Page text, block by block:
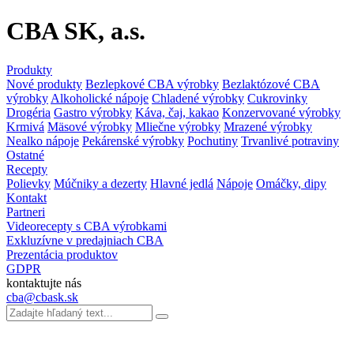
CBA SK, a.s.
Produkty
Nové produkty Bezlepkové CBA výrobky Bezlaktózové CBA
výrobky Alkoholické nápoje Chladené výrobky Cukrovinky
Drogéria Gastro výrobky Káva, čaj, kakao Konzervované výrobky
Krmivá Mäsové výrobky Mliečne výrobky Mrazené výrobky
Nealko nápoje Pekárenské výrobky Pochutiny Trvanlivé potraviny
Ostatné
Recepty
Polievky Múčniky a dezerty Hlavné jedlá Nápoje Omáčky, dipy
Kontakt
Partneri
Videorecepty s CBA výrobkami
Exkluzívne v predajniach CBA
Prezentácia produktov
GDPR
kontaktujte nás
cba@cbask.sk